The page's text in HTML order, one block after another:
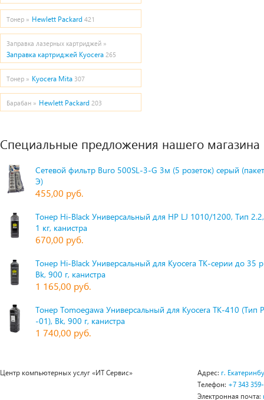
Тонер » Hewlett Packard 421
Заправка лазерных картриджей »
Заправка картриджей Kyocera 265
Тонер » Kyocera Mita 307
Барабан » Hewlett Packard 203
Специальные предложения нашего магазина
Сетевой фильтр Buro 500SL-3-G 3м (5 розеток) серый
Э)
455,00 руб.
Тонер Hi-Black Универсальный для HP LJ 1010/1200, Тип
1 кг, канистра
670,00 руб.
Тонер Hi-Black Универсальный для Kyocera TK-серии до 35
Bk, 900 г, канистра
1 165,00 руб.
Тонер Tomoegawa Универсальный для Kyocera TK-410 (Тип
-01), Bk, 900 г, канистра
1 740,00 руб.
Центр компьютерных услуг «ИТ Сервис» Адрес: г.
Телефон: +7 343
Электронная почта: